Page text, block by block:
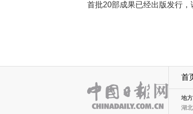
首批20部成果已经出版发行
首
地
湖北